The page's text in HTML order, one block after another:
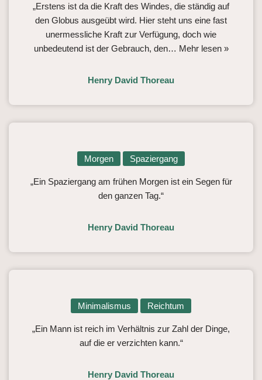
„Erstens ist da die Kraft des Windes, die ständig auf
den Globus ausgeübt wird. Hier steht uns eine fast
unermessliche Kraft zur Verfügung, doch wie
unbedeutend ist der Gebrauch, den… Mehr lesen »
Henry David Thoreau
Morgen Spaziergang
„Ein Spaziergang am frühen Morgen ist ein Segen für
den ganzen Tag.“
Henry David Thoreau
Minimalismus Reichtum
„Ein Mann ist reich im Verhältnis zur Zahl der Dinge,
auf die er verzichten kann.“
Henry David Thoreau